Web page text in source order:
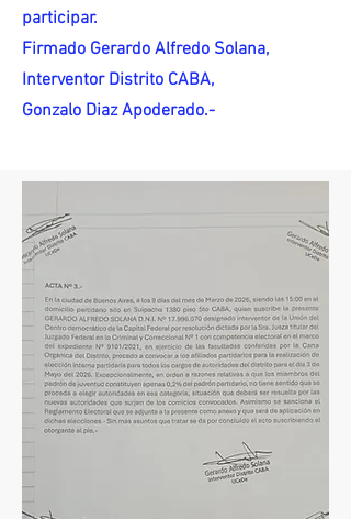
participar.
Firmado Gerardo Alfredo Solana,
Interventor Distrito CABA,
Gonzalo Diaz Apoderado.-